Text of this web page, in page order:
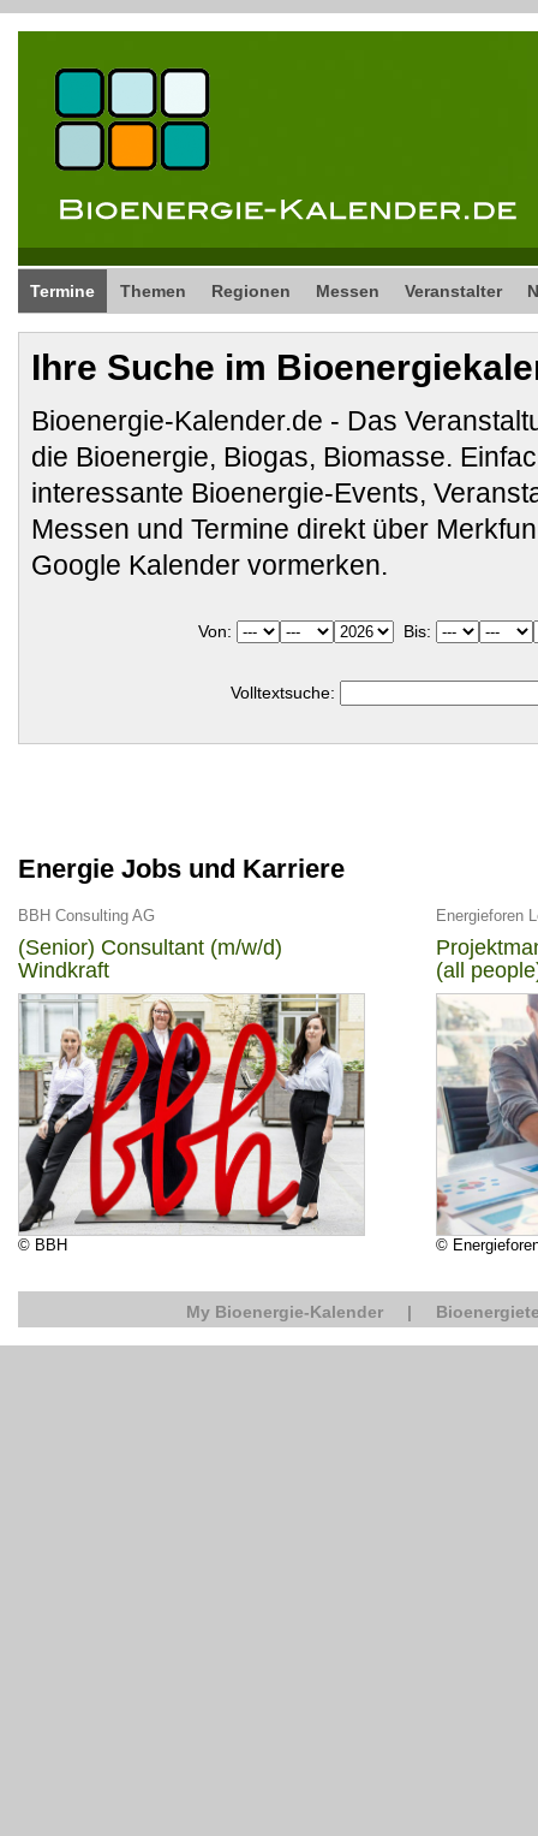
Termine Themen Regionen Messen Veranstalter
Ihre Suche im
Bioenergie-Kalender.de - Das
die Bioenergie, Biogas, Biomasse.
interessante Bioenergie-Events,
Messen und Termine direkt über
Google Kalender vormerken.
Von: Bis:
Volltextsuche:
Energie Jobs und Karriere
BBH Consulting AG
(Senior) Consultant (m/w/d)
Windkraft
© BBH
Energieforen
(all
©
My Bioenergie-Kalender |